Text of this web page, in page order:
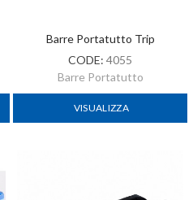
Barre Portatutto Trip
CODE: 4055
Barre Portatutto
VISUALIZZA